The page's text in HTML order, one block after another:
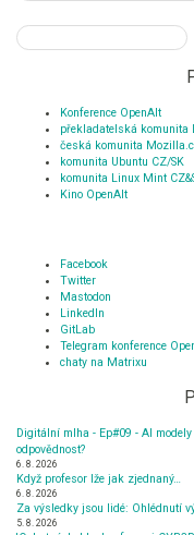
Hledat
Konference OpenAlt
překladatelská komunita
česká komunita
komunita Ubuntu CZ/SK
komunita Linux Mint
Kino OpenAlt
Facebook
Twitter
Mastodon
LinkedIn
GitLab
Telegram konference
chaty na Matrixu
Digitální mlha - Ep#09 - AI
odpovědnost?
6. 8. 2026
Když profesor lže jak zjednaný…
6. 8. 2026
Za výsledky jsou lidé: Ohlédnutí
5. 8. 2026